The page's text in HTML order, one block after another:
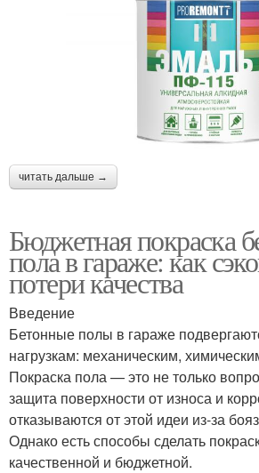
читать дальше →
Бюджетная покраска
пола в гараже: как
потери качества
Введение
Бетонные полы в гараже
нагрузкам: механическим,
Покраска пола — это не только
защита поверхности от износа и
отказываются от этой идеи из-за
Однако есть способы сделать
качественной и бюджетной.